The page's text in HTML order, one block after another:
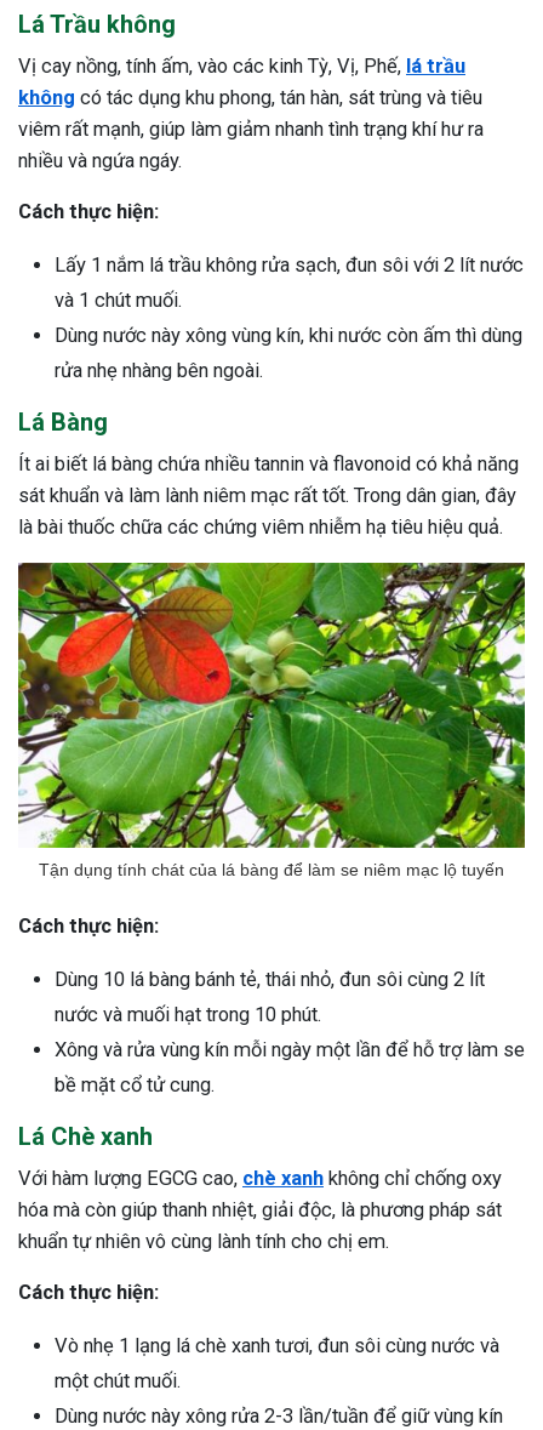
Lá Trầu không
Vị cay nồng, tính ấm, vào các kinh Tỳ, Vị, Phế, lá trầu
không có tác dụng khu phong, tán hàn, sát trùng và tiêu
viêm rất mạnh, giúp làm giảm nhanh tình trạng khí hư ra
nhiều và ngứa ngáy.
Cách thực hiện:
Lấy 1 nắm lá trầu không rửa sạch, đun sôi với 2 lít nước
và 1 chút muối.
Dùng nước này xông vùng kín, khi nước còn ấm thì dùng
rửa nhẹ nhàng bên ngoài.
Lá Bàng
Ít ai biết lá bàng chứa nhiều tannin và flavonoid có khả năng
sát khuẩn và làm lành niêm mạc rất tốt. Trong dân gian, đây
là bài thuốc chữa các chứng viêm nhiễm hạ tiêu hiệu quả.
Tận dụng tính chát của lá bàng để làm se niêm mạc lộ tuyến
Cách thực hiện:
Dùng 10 lá bàng bánh tẻ, thái nhỏ, đun sôi cùng 2 lít
nước và muối hạt trong 10 phút.
Xông và rửa vùng kín mỗi ngày một lần để hỗ trợ làm se
bề mặt cổ tử cung.
Lá Chè xanh
Với hàm lượng EGCG cao, chè xanh không chỉ chống oxy
hóa mà còn giúp thanh nhiệt, giải độc, là phương pháp sát
khuẩn tự nhiên vô cùng lành tính cho chị em.
Cách thực hiện:
Vò nhẹ 1 lạng lá chè xanh tươi, đun sôi cùng nước và
một chút muối.
Dùng nước này xông rửa 2-3 lần/tuần để giữ vùng kín